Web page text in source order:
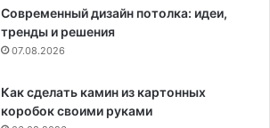
Современный дизайн потолка: идеи,
тренды и решения
07.08.2026
Как сделать камин из картонных
коробок своими руками